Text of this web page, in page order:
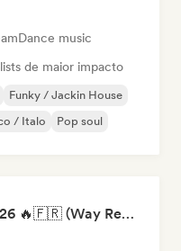
Dance music
de maior impacto
Funky / Jackin House
/ Italo Pop soul
RAP FRANÇAIS 2026 🔥🇫🇷 (Way Records)